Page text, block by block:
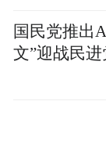
国民党推出
文”迎战民进